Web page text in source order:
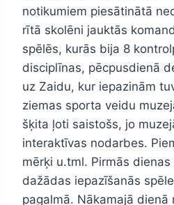
notikumiem piesātinātā
rītā skolēni jauktās
spēlēs, kurās bija 8
disciplīnas, pēcpusdienā
uz Zaidu, kur iepazinām
ziemas sporta veidu
šķita ļoti saistošs, jo
interaktīvas nodarbes.
mērķi u.tml. Pirmās
dažādas iepazīšanās
pagalmā. Nākamajā dienā